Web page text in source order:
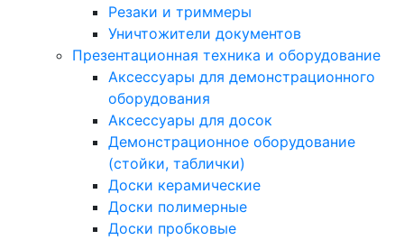
Резаки и триммеры
Уничтожители документов
Презентационная техника и оборудование
Аксессуары для демонстрационного
оборудования
Аксессуары для досок
Демонстрационное оборудование
(стойки, таблички)
Доски керамические
Доски полимерные
Доски пробковые